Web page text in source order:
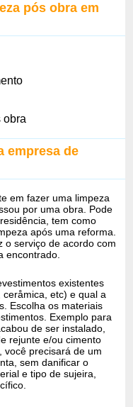
pós obra em
obra
empresa de
em fazer uma limpeza
por uma obra. Pode
tem como
após uma reforma.
o serviço de acordo com
encontrado.
existentes
etc) e qual a
Escolha os materiais
Exemplo para
de ser instalado,
rejunte e/ou cimento
você precisará de um
sem danificar o
e tipo de sujeira,